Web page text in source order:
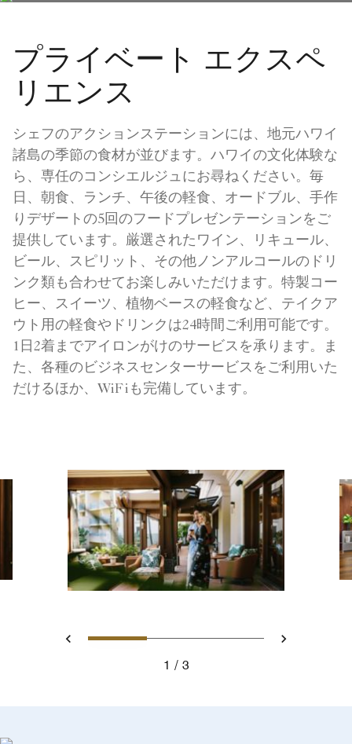
プライベート エクスペ
リエンス
シェフのアクションステーションには、地元ハワイ
諸島の季節の食材が並びます。ハワイの文化体験な
ら、専任のコンシエルジュにお尋ねください。毎
日、朝食、ランチ、午後の軽食、オードブル、手作
りデザートの5回のフードプレゼンテーションをご
提供しています。厳選されたワイン、リキュール、
ビール、スピリット、その他ノンアルコールのドリ
ンク類も合わせてお楽しみいただけます。特製コー
ヒー、スイーツ、植物ベースの軽食など、テイクア
ウト用の軽食やドリンクは24時間ご利用可能です。
1日2着までアイロンがけのサービスを承ります。ま
た、各種のビジネスセンターサービスをご利用いた
だけるほか、WiFiも完備しています。
戻るスライド 1 - Club Lounge
スライド 2 - Club
スライド 3 -
次へ
1
3